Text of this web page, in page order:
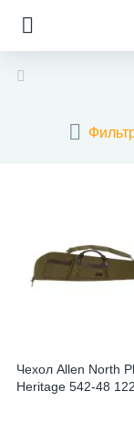
Чехол Allen North
Heritage 542-48